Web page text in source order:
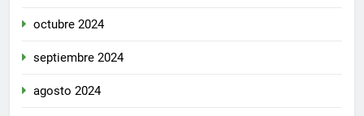
octubre 2024
septiembre 2024
agosto 2024